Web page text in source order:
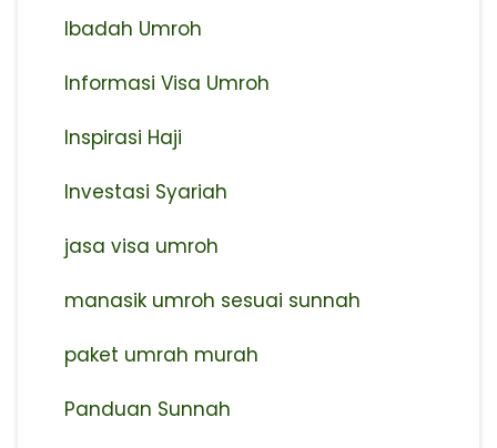
Ibadah Umroh
Informasi Visa Umroh
Inspirasi Haji
Investasi Syariah
jasa visa umroh
manasik umroh sesuai sunnah
paket umrah murah
Panduan Sunnah